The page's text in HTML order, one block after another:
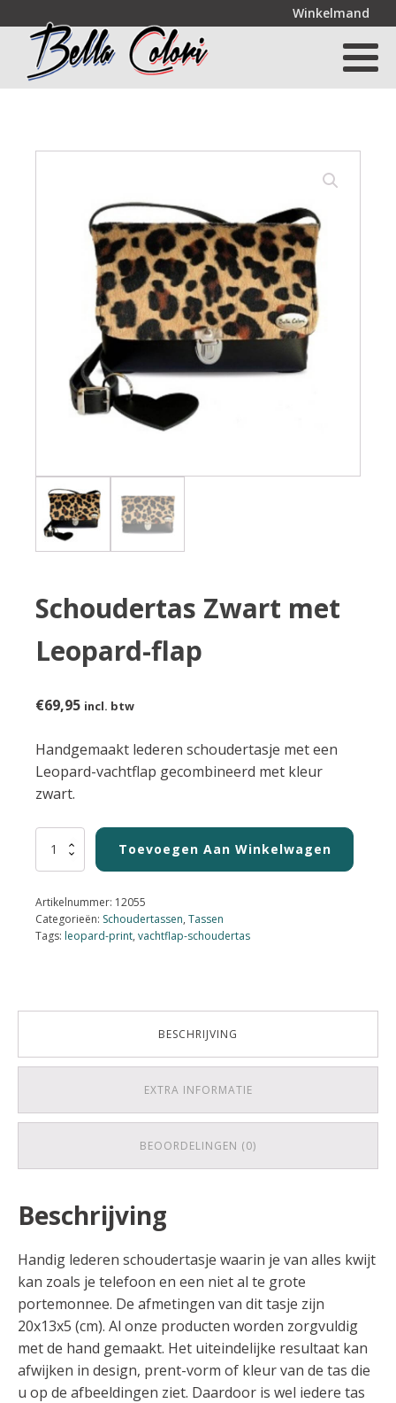
Winkelmand
Schoudertas Zwart met
Leopard-flap
€69,95 incl. btw
Handgemaakt lederen schoudertasje met een
Leopard-vachtflap gecombineerd met kleur
zwart.
Schoudertas
met
flap
aantal
Toevoegen Aan Winkelwagen
Artikelnummer: 12055
Categorieën: Schoudertassen, Tassen
Tags: leopard-print, vachtflap-schoudertas
BESCHRIJVING
EXTRA INFORMATIE
BEOORDELINGEN (0)
Beschrijving
Handig lederen schoudertasje waarin je van alles kwijt
kan zoals je telefoon en een niet al te grote
portemonnee. De afmetingen van dit tasje zijn
20x13x5 (cm). Al onze producten worden zorgvuldig
met de hand gemaakt. Het uiteindelijke resultaat kan
afwijken in design, prent-vorm of kleur van de tas die
u op de afbeeldingen ziet. Daardoor is wel iedere tas